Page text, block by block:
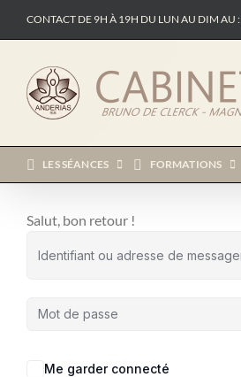
CONTACT DE 9H À 19H DU LUN AU DIM AU :
LES SÉANCES FORMATIONS
Salut, bon retour !
Me garder connecté